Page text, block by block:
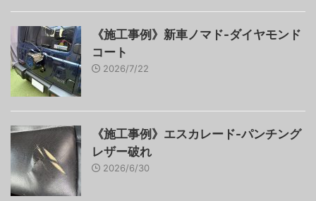
《施工事例》新車ノマド-ダイヤモンド
コート
2026/7/22
《施工事例》エスカレード-パンチング
レザー破れ
2026/6/30